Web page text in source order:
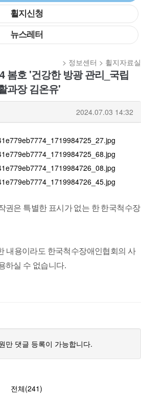
휠지신청
뉴스레터
> 정보센터 > 휠지자료실
봄호 '건강한 방광 관리_국립
과장 김온유'
2024.07.03 14:32
권은 특별한 표시가 없는 한 한국척수장
내용이라도 한국척수장애인협회의 사
하실 수 없습니다.
만 댓글 등록이 가능합니다.
전체(241)